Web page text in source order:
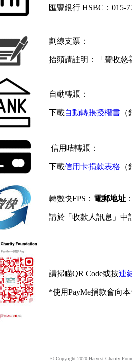
匯豐銀行 HSBC：015-
劃線支票：
抬頭請註明：「豐收慈
自動轉賬：
下載自動轉賬授權書
信用咭轉賬：
下載信用卡捐款表格
轉數快FPS： 電郵地址 ：
請於「收款人訊息」中
請掃瞄QR Code或按連
*使用PayMe捐款會向
© Copyright 2020 Harvest Charity